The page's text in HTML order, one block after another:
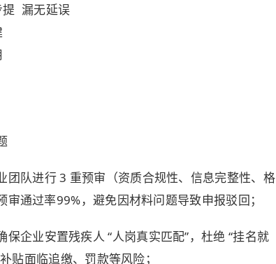
漏无延误
团队进行 3 重预审（资质合规性、信息完整性、格
通过率99%，避免因材料问题导致申报驳回；
企业安置残疾人 “人岗真实匹配”，杜绝 “挂名就
贴面临追缴、罚款等风险；